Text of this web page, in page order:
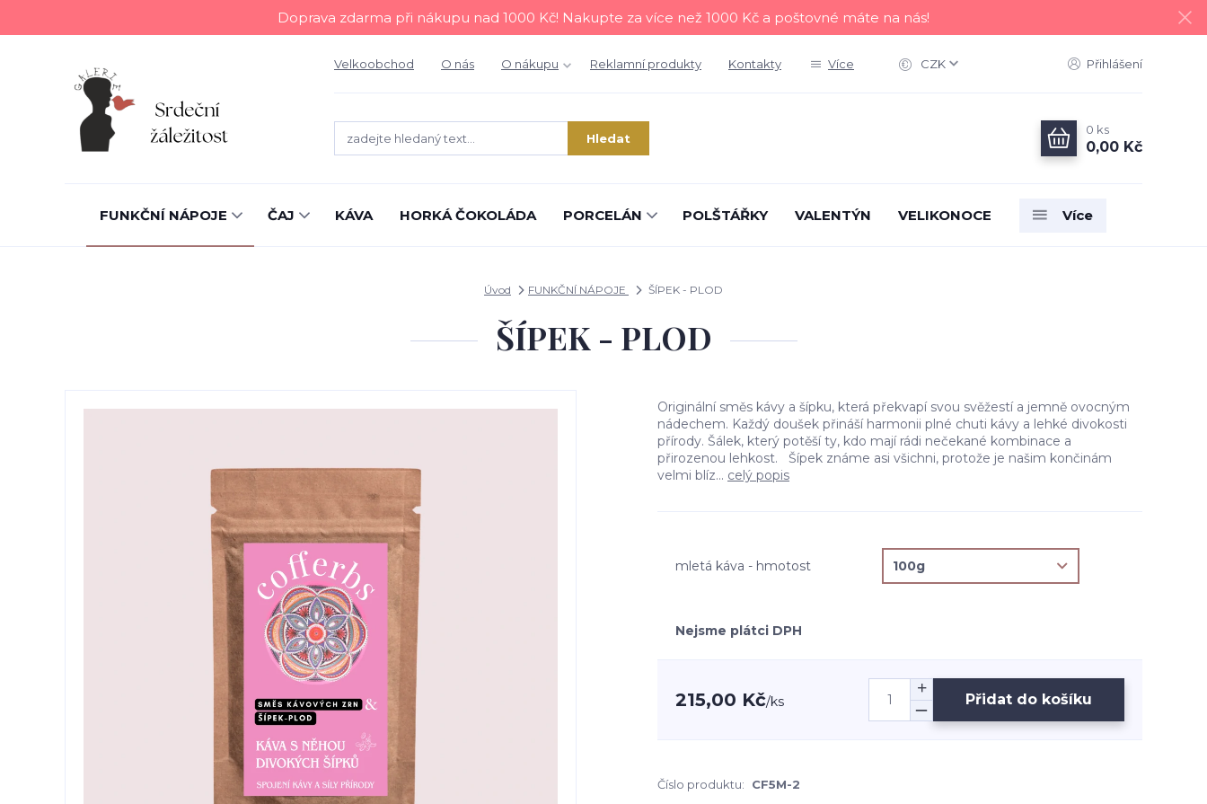
Doprava zdarma při nákupu nad 1000 Kč! Nakupte za více než 1000 Kč a poštovné máte na nás!
Velkoobchod O nás O nákupu Reklamní produkty Kontakty Více CZK Přihlášení
Hledat
0 ks
0,00 Kč
FUNKČNÍ NÁPOJE ČAJ KÁVA HORKÁ ČOKOLÁDA PORCELÁN POLŠTÁŘKY VALENTÝN VELIKONOCE Více
Úvod FUNKČNÍ NÁPOJE ŠÍPEK - PLOD
ŠÍPEK - PLOD
Originální směs kávy a šípku, která překvapí svou svěžestí a jemně ovocným
nádechem. Každý doušek přináší harmonii plné chuti kávy a lehké divokosti
přírody. Šálek, který potěší ty, kdo mají rádi nečekané kombinace a
přirozenou lehkost. Šípek známe asi všichni, protože je našim končinám
velmi blíz... celý popis
mletá káva - hmotost
Nejsme plátci DPH
215,00 Kč/ks Přidat do košíku
Číslo produktu: CF5M-2